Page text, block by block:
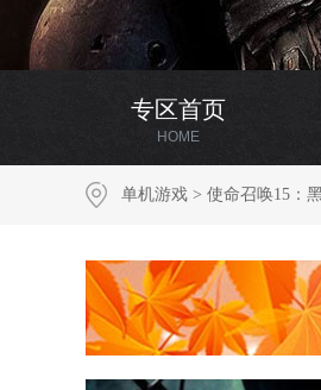
专区首页
HOME
单机游戏 > 使命召唤15：